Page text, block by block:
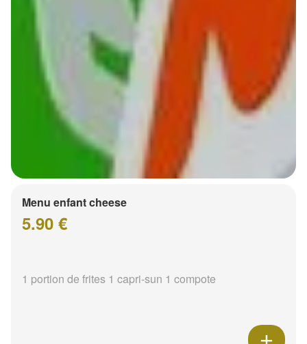
Menu enfant cheese
5.90 €
1 portion de frites 1 capri-sun 1 compote